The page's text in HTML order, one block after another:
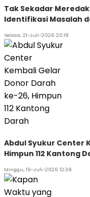
Tak Sekadar
Identifikasi Masalah
Selasa, 21-Juli-2026 20:18
Abdul Syukur Center
Himpun 112 Kantong
Minggu, 19-Juli-2026 12:38